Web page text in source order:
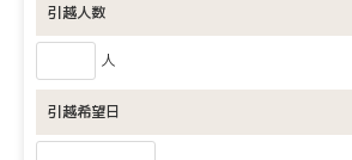
引越人数
人
引越希望日